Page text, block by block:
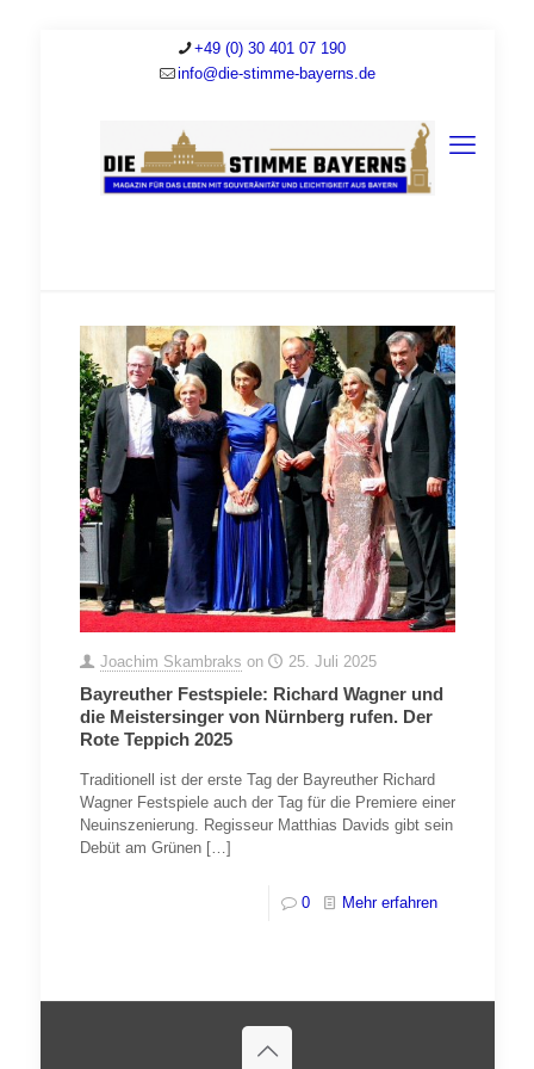
+49 (0) 30 401 07 190
info@die-stimme-bayerns.de
Joachim Skambraks on 25. Juli 2025
Bayreuther Festspiele: Richard Wagner und
die Meistersinger von Nürnberg rufen. Der
Rote Teppich 2025
Traditionell ist der erste Tag der Bayreuther Richard
Wagner Festspiele auch der Tag für die Premiere einer
Neuinszenierung. Regisseur Matthias Davids gibt sein
Debüt am Grünen[…]
0 Mehr erfahren